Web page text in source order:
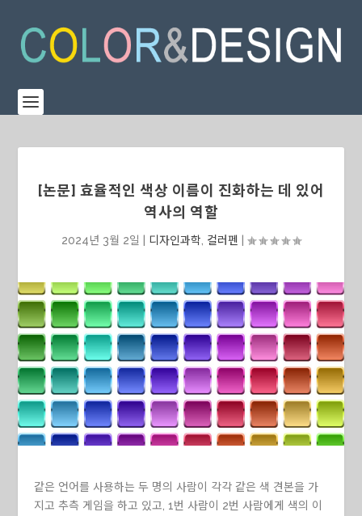
[논문] 효율적인 색상 이름이 진화하는 데 있어
역사의 역할
2024년 3월 2일 디자인과학 컬러펜
같은 언어를 사용하는 두 명의 사람이 각각 같은 색 견본을 가
지고 추측 게임을 하고 있고, 1번 사람이 2번 사람에게 색의 이